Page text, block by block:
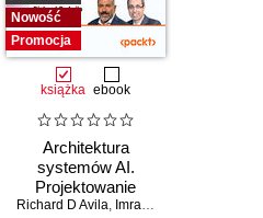
Nowość
Promocja
książka ebook
Architektura
systemów AI.
Projektowanie
skalowalnego i
Richard D Avila, Imran Ahmad